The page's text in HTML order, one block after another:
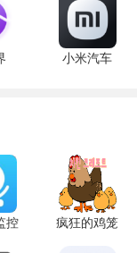
版
小米汽车
控
疯狂的鸡笼